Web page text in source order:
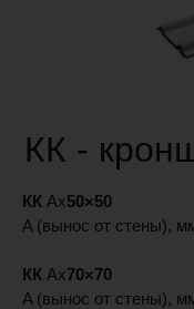
КК -
КК Ах50×50
A (вынос от стены),
КК Ах70×70
A (вынос от стены),